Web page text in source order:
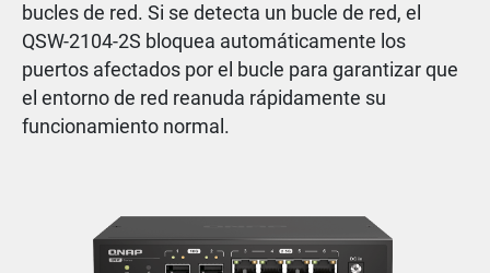
bucles de red. Si se detecta un bucle de red, el
QSW-2104-2S bloquea automáticamente los
puertos afectados por el bucle para garantizar que
el entorno de red reanuda rápidamente su
funcionamiento normal.